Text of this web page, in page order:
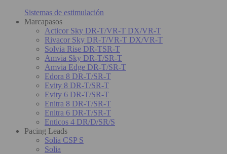
Sistemas de estimulación
Marcapasos
Acticor Sky DR-T/VR-T DX/VR-T
Rivacor Sky DR-T/VR-T DX/VR-T
Solvia Rise DR-TSR-T
Amvia Sky DR-T/SR-T
Amvia Edge DR-T/SR-T
Edora 8 DR-T/SR-T
Evity 8 DR-T/SR-T
Evity 6 DR-T/SR-T
Enitra 8 DR-T/SR-T
Enitra 6 DR-T/SR-T
Enticos 4 DR/D/SR/S
Pacing Leads
Solia CSP S
Solia